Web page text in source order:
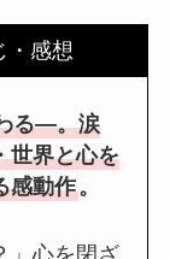
・感想
る―。涙
世界と心を
感動作。